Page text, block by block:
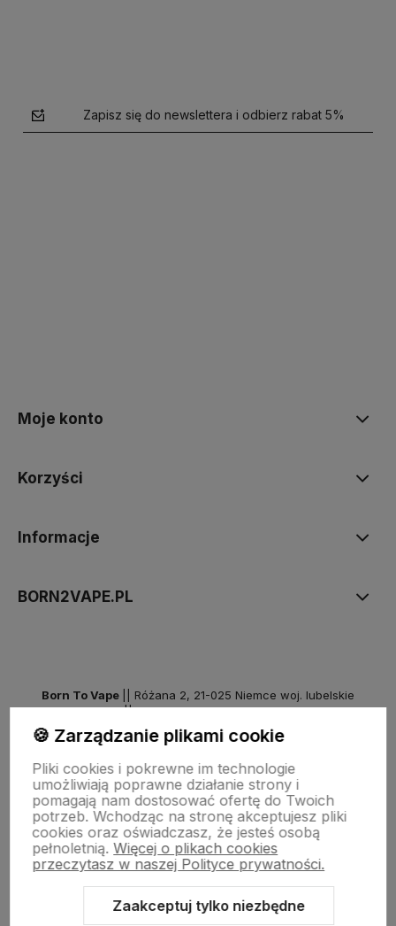
Zapisz się do newslettera i odbierz rabat 5%
Moje konto
Korzyści
Informacje
BORN2VAPE.PL
Born To Vape
|| Różana 2, 21-025 Niemce woj. lubelskie
NIP: 7141861133 || E:kontakt@born2vape.plT:665 744 477
🍪 Zarządzanie plikami cookie
Pliki cookies i pokrewne im technologie
umożliwiają poprawne działanie strony i
pomagają nam dostosować ofertę do Twoich
potrzeb. Wchodząc na stronę akceptujesz pliki
cookies oraz oświadczasz, że jesteś osobą
pełnoletnią. Więcej o plikach cookies
przeczytasz w naszej Polityce prywatności.
Zaakceptuj tylko niezbędne